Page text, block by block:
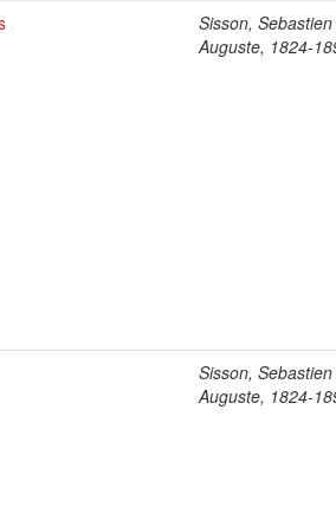
Sisson, Sebastien
Auguste, 1824-
Sisson, Sebastien
Auguste, 1824-